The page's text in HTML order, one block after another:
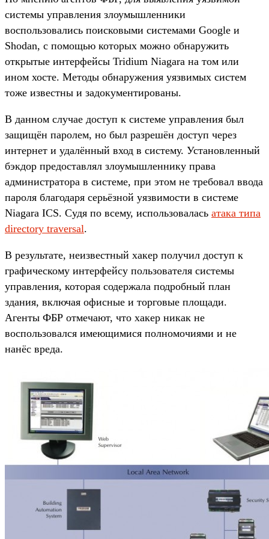
системы управления злоумышленники
воспользовались поисковыми системами Google и
Shodan, с помощью которых можно обнаружить
открытые интерфейсы Tridium Niagara на том или
ином хосте. Методы обнаружения уязвимых систем
тоже известны и задокументированы.
В данном случае доступ к системе управления был
защищён паролем, но был разрешён доступ через
интернет и удалённый вход в систему. Установленный
бэкдор предоставлял злоумышленнику права
администратора в системе, при этом не требовал ввода
пароля благодаря серьёзной уязвимости в системе
Niagara ICS. Судя по всему, использовалась атака типа
directory traversal.
В результате, неизвестный хакер получил доступ к
графическому интерфейсу пользователя системы
управления, которая содержала подробный план
здания, включая офисные и торговые площади.
Агенты ФБР отмечают, что хакер никак не
воспользовался имеющимися полномочиями и не
нанёс вреда.